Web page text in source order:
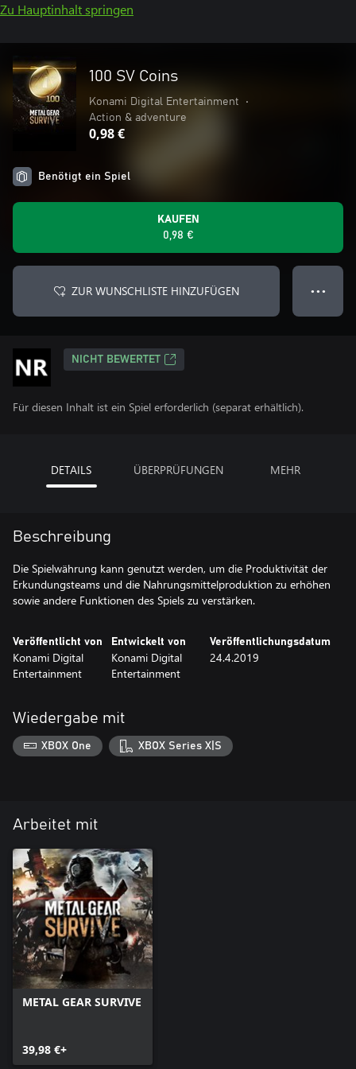
Zu Hauptinhalt springen
100 SV Coins
Konami Digital Entertainment
•
Action & adventure
0,98 €
Benötigt ein Spiel
KAUFEN
0,98 €
ZUR WUNSCHLISTE HINZUFÜGEN ● ● ●
NICHT BEWERTET
Für diesen Inhalt ist ein Spiel erforderlich (separat erhältlich).
DETAILS ÜBERPRÜFUNGEN MEHR
Beschreibung
Die Spielwährung kann genutzt werden, um die Produktivität der
Erkundungsteams und die Nahrungsmittelproduktion zu erhöhen
sowie andere Funktionen des Spiels zu verstärken.
Veröffentlicht von
Konami Digital
Entertainment
Entwickelt von
Konami Digital
Entertainment
Veröffentlichungsdatum
24.4.2019
Wiedergabe mit
XBOX One XBOX Series X|S
Arbeitet mit
METAL GEAR SURVIVE
39,98 €+